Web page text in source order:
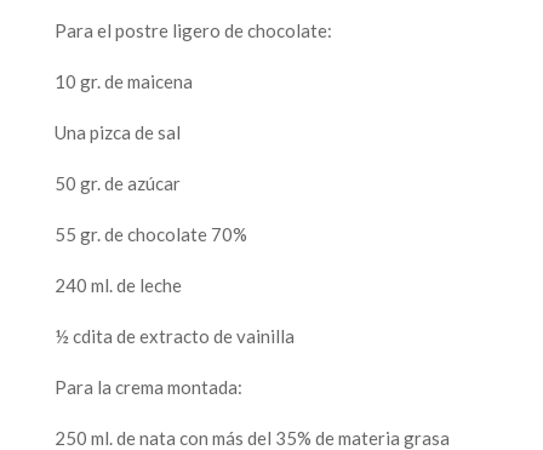
Para el postre ligero de chocolate:
10 gr. de maicena
Una pizca de sal
50 gr. de azúcar
55 gr. de chocolate 70%
240 ml. de leche
½ cdita de extracto de vainilla
Para la crema montada:
250 ml. de nata con más del 35% de materia grasa